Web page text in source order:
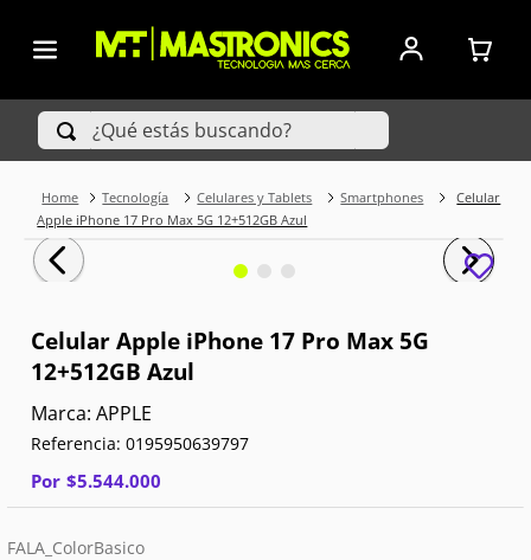
¿Qué estás buscando?
Tecnología Celulares y Tablets Smartphones
Celular
Apple iPhone 17 Pro Max 5G 12+512GB Azul
Celular Apple iPhone 17 Pro Max 5G
12+512GB Azul
APPLE
Referencia: 0195950639797
Por $5.544.000
FALA_ColorBasico
TÉRMINOS MÁS BUSCADOS
1.
Iphone
3.
Celulares Samsung
4.
Televisores
5.
Iphone 15 Pro Max